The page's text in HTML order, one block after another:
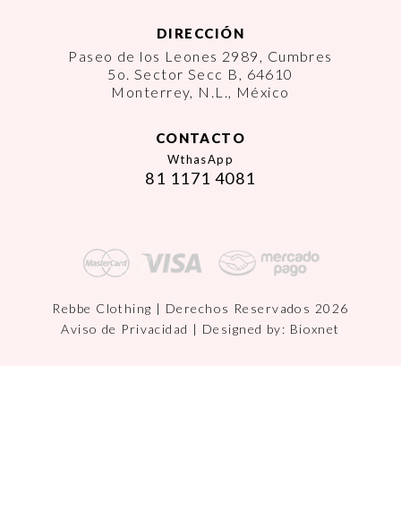
DIRECCIÓN
Paseo de los Leones 2989, Cumbres
5o. Sector Secc B, 64610
Monterrey, N.L., México
CONTACTO
WthasApp
81 1171 4081
Rebbe Clothing | Derechos Reservados 2026
Aviso de Privacidad | Designed by: Bioxnet